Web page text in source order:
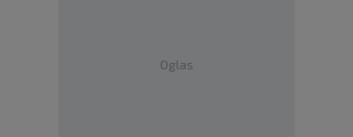
Oglas